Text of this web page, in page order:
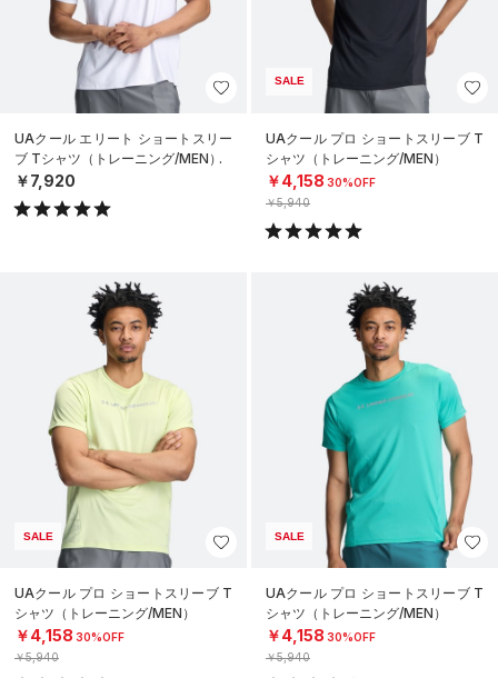
UAクール エリート ショートスリー
ブ Tシャツ（トレーニング/MEN）
￥7,920
SALE
UAクール プロ ショートスリーブ T
シャツ（トレーニング/MEN）
￥4,158 30%OFF
￥5,940
SALE
UAクール プロ ショートスリーブ T
シャツ（トレーニング/MEN）
￥4,158 30%OFF
￥5,940
SALE
UAクール プロ ショートスリーブ T
シャツ（トレーニング/MEN）
￥4,158 30%OFF
￥5,940